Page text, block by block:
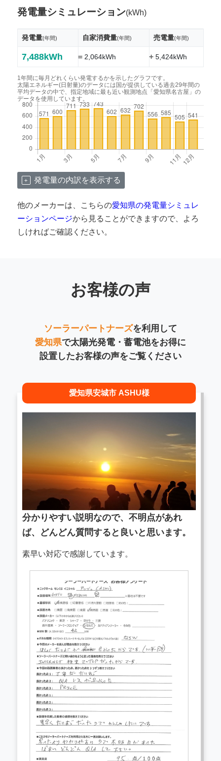
発電量シミュレーション(kWh)
発電量(年間) 自家消費量(年間) 売電量(年間)
7,488kWh =2,064kWh +5,424kWh
1年間に毎月どれくらい発電するかを示したグラフです。
太陽エネルギー(日射量)のデータには国が提供している過去29年間の
平均データの中で、指定地域に最も近い観測地点「愛知県名古屋」の
データを使用しています。
発電量の内訳を表示する
他のメーカーは、こちらの愛知県の発電量シミュレ
ーションページから見ることができますので、よろ
しければご確認ください。
お客様の声
ソーラーパートナーズを利用して
愛知県で太陽光発電・蓄電池をお得に
設置したお客様の声をご覧ください
愛知県安城市 ASHU様
分かりやすい説明なので、不明点があれ
ば、どんどん質問すると良いと思います。
素早い対応で感謝しています。